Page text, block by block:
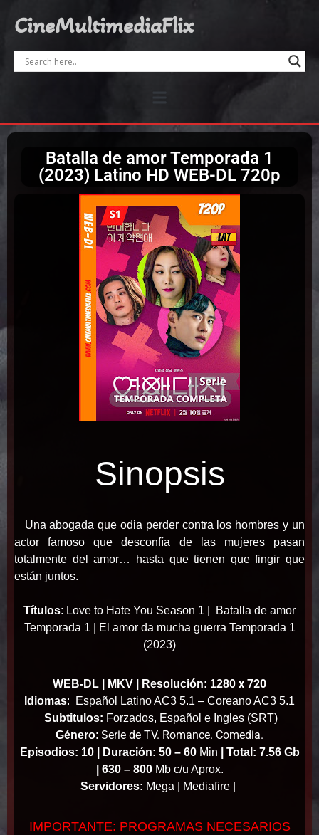
CineMultimediaFlix
Batalla de amor Temporada 1
(2023) Latino HD WEB-DL 720p
Sinopsis
Una abogada que odia perder contra los hombres y un
actor famoso que desconfía de las mujeres pasan
totalmente del amor… hasta que tienen que fingir que
están juntos.
Títulos: Love to Hate You Season 1 | Batalla de amor
Temporada 1 | El amor da mucha guerra Temporada 1
(2023)
WEB-DL | MKV | Resolución: 1280 x 720
Idiomas:
Español Latino AC3 5.1 – Coreano AC3 5.1
Subtitulos: Forzados, Español e Ingles (SRT)
Género: Serie de TV. Romance. Comedia.
Episodios: 10 | Duración: 50 – 60Min
Total: 7.56 Gb
630 – 800Mb c/u Aprox.
Servidores: Mega | Mediafire |
IMPORTANTE: PROGRAMAS NECESARIOS